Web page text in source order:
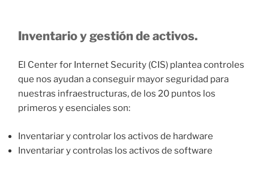
Inventario y gestión de activos.
El Center for Internet Security (CIS) plantea controles
que nos ayudan a conseguir mayor seguridad para
nuestras infraestructuras, de los 20 puntos los
primeros y esenciales son:
Inventariar y controlar los activos de hardware
Inventariar y controlas los activos de software